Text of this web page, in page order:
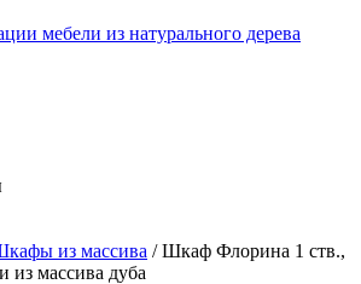
мебели из натурального дерева
из массива / Шкаф Флорина 1 ств.,
массива дуба